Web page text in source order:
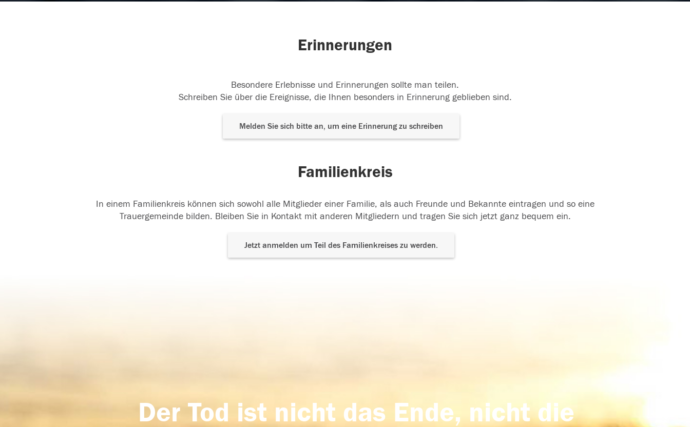
Erinnerungen
Besondere Erlebnisse und Erinnerungen sollte man teilen.
Schreiben Sie über die Ereignisse, die Ihnen besonders in Erinnerung geblieben sind.
Melden Sie sich bitte an, um eine Erinnerung zu schreiben
Familienkreis
In einem Familienkreis können sich sowohl alle Mitglieder einer Familie, als auch Freunde und Bekannte eintragen und so eine
Trauergemeinde bilden. Bleiben Sie in Kontakt mit anderen Mitgliedern und tragen Sie sich jetzt ganz bequem ein.
Jetzt anmelden um Teil des Familienkreises zu werden.
Der Tod ist nicht das Ende, nicht die